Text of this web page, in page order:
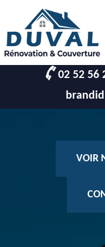
02 52 56
VOIR